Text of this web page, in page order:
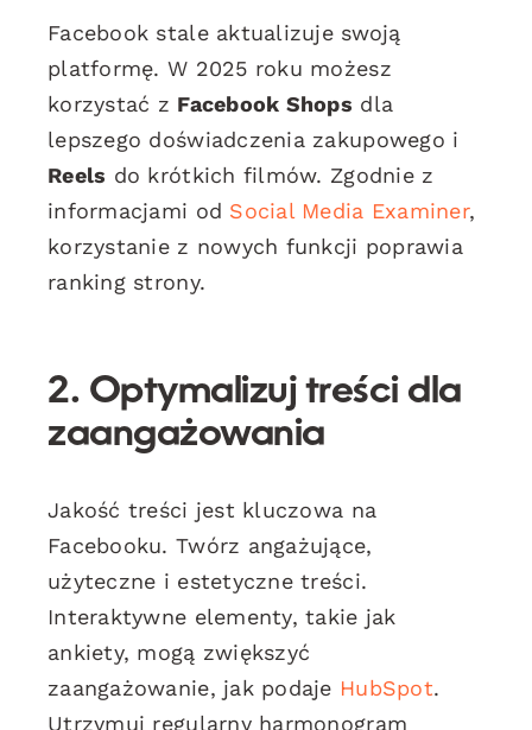
Facebook stale aktualizuje swoją
platformę. W 2025 roku możesz
korzystać z Facebook Shops dla
lepszego doświadczenia zakupowego i
Reels do krótkich filmów. Zgodnie z
informacjami od Social Media Examiner,
korzystanie z nowych funkcji poprawia
ranking strony.
2. Optymalizuj treści dla
zaangażowania
Jakość treści jest kluczowa na
Facebooku. Twórz angażujące,
użyteczne i estetyczne treści.
Interaktywne elementy, takie jak
ankiety, mogą zwiększyć
zaangażowanie, jak podaje HubSpot.
Utrzymuj regularny harmonogram